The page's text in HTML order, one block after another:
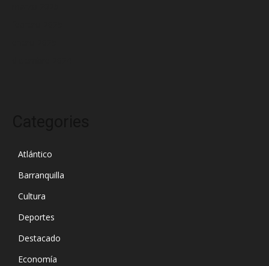
Atlántico
Barranquilla
Cultura
Deportes
Destacado
Economía